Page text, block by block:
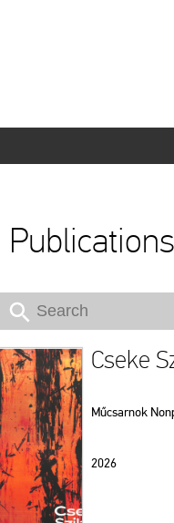
Publications
Cseke
Műcsarnok
2026